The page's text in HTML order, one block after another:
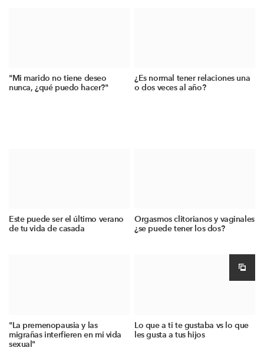
"Mi marido no tiene deseo
nunca, ¿qué puedo hacer?"
¿Es normal tener relaciones una
o dos veces al año?
Este puede ser el último verano
de tu vida de casada
Orgasmos clitorianos y vaginales
¿se puede tener los dos?
"La premenopausia y las
migrañas interfieren en mi vida
sexual"
Lo que a ti te gustaba vs lo que
les gusta a tus hijos